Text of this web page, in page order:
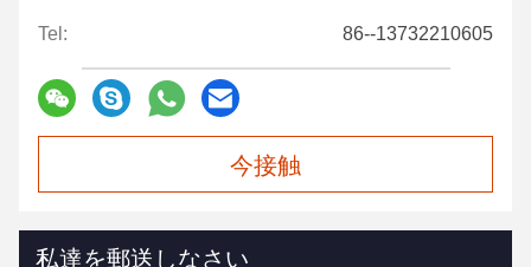
Tel: 86--13732210605
今接触
私達を郵送しなさい